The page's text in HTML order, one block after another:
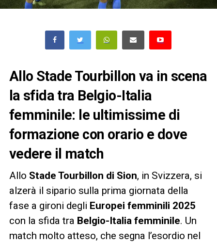
Allo Stade Tourbillon va in scena
la sfida tra Belgio-Italia
femminile: le ultimissime di
formazione con orario e dove
vedere il match
Allo Stade Tourbillon di Sion, in Svizzera, si
alzerà il sipario sulla prima giornata della
fase a gironi degli Europei femminili 2025
con la sfida tra Belgio-Italia femminile. Un
match molto atteso, che segna l’esordio nel